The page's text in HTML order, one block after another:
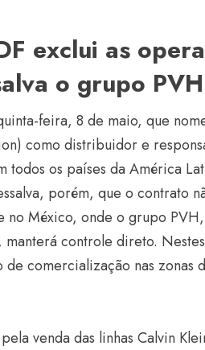
exclui as
o grupo
feira, 8 de maio, que
como distribuidor e
todos os países da América
porém, que o contrato
no México, onde o grupo
controle direto.
comercialização nas zonas
venda das linhas Calvin